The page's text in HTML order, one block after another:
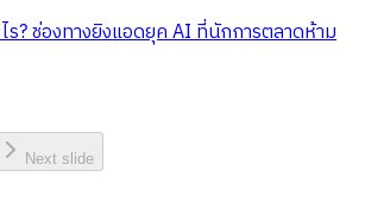
ร? ช่องทางยิงแอดยุค AI ที่นักการตลาดห้าม
Next slide